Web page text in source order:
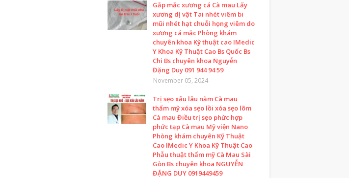
Gắp mắc xương cá Cà mau Lấy
xương dị vật Tai nhét viêm bi
mũi nhét hạt chuỗi họng viêm do
xương cá mắc Phòng khám
chuyên khoa Kỹ thuật cao IMedic
Y Khoa Kỹ Thuật Cao Bs Quốc Bs
Chi Bs chuyên khoa Nguyễn
Đặng Duy 091 944 94 59
November 05, 2024
Trị sẹo xấu lâu năm Cà mau
thẩm mỹ xóa sẹo lồi xóa sẹo lõm
Cà mau Điều trị sẹo phức hợp
phức tạp Cà mau Mỹ viện Nano
Phòng khám chuyên Kỹ Thuật
Cao IMedic Y Khoa Kỹ Thuật Cao
Phẫu thuật thẩm mỹ Cà Mau Sài
Gòn Bs chuyên khoa NGUYỄN
ĐẶNG DUY 0919449459